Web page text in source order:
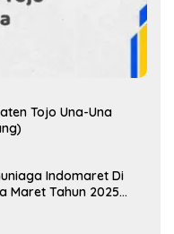
Tojo Una-Una
Indomaret Di
Maret Tahun 2025